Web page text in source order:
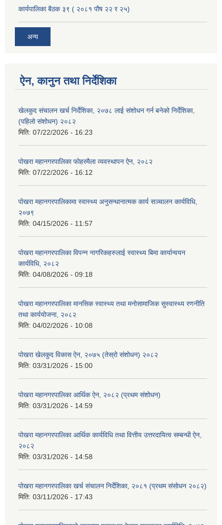
कार्यपालिका बैठक ३९ ( २०८१ पौष २२ र २५)
अन्य
ऐन, कानुन तथा निर्देशिका
खेलकुद संचालन खर्च निर्देशिका, २०७८ लाई संशोधन गर्न बनेको निर्देशिका,
(पहिलो संशोधन) २०८२
मिति: 07/22/2026 - 16:23
पोखरा महानगरपालिका फोहरमैला व्यवस्थापन ऐन, २०८२
मिति: 07/22/2026 - 16:12
पोखरा महानगरपालिकामा स्वास्थ्य अनुसन्धानात्मक कार्य सञ्चालन कार्यविधि,
२०७९
मिति: 04/15/2026 - 11:57
पोखरा महानगरपालिका विपन्न नागरिकहरुलाई स्वास्थ्य बिमा कार्यान्वयन
कार्यविधि, २०८२
मिति: 04/08/2026 - 09:18
पोखरा महानगरपालिका मानसिक स्वास्थ्य तथा मनोसामाजिक सुस्वास्थ्य रणनीति
तथा कार्ययोजना, २०८२
मिति: 04/02/2026 - 10:08
पोखरा खेलकुद विकास ऐन, २०७५ (तेस्रो संशोधन) २०८२
मिति: 03/31/2026 - 15:00
पोखरा महानगरपालिका आर्थिक ऐन, २०८२ (प्रथम संशोधन)
मिति: 03/31/2026 - 14:59
पोखरा महानगरपालिका आर्थिक कार्यविधि तथा वित्तीय उत्तरदायित्व सम्बन्धी ऐन,
२०८२
मिति: 03/31/2026 - 14:58
पोखरा महानगरपालिका खर्च संचालन निर्देशिका, २०८१ (प्रथम संसोधन २०८२)
मिति: 03/11/2026 - 17:43